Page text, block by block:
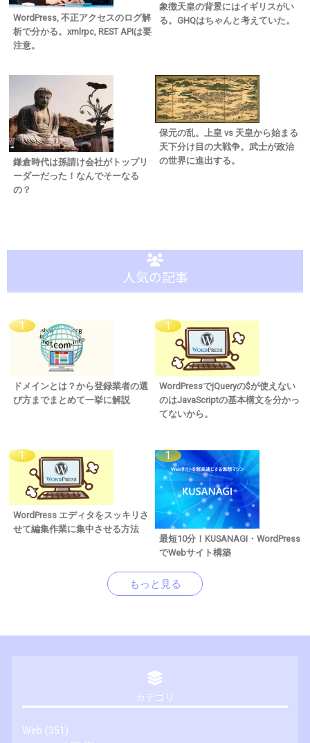
WordPress, 不正アクセスのログ解
析で分かる。xmlrpc, REST APIは要
注意。
象徴天皇の背景にはイギリスがい
る。GHQはちゃんと考えていた。
鎌倉時代は孫請け会社がトップリ
ーダーだった！なんでそーなる
の？
保元の乱。上皇 vs 天皇から始まる
天下分け目の大戦争。武士が政治
の世界に進出する。
人気の記事
ドメインとは？から登録業者の選
び方までまとめて一挙に解説
WordPressでjQueryの$が使えない
のはJavaScriptの基本構文を分かっ
てないから。
WordPress エディタをスッキリさ
せて編集作業に集中させる方法
最短10分！KUSANAGI・WordPress
でWebサイト構築
もっと見る
カテゴリ
Web (351)